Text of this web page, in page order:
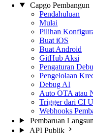
Capgo Pembangun
Pendahuluan
Mulai
Pilihan
Buat iOS
Buat Android
GitHub Aksi
Pengaturan
Pengelolaan
Debug AI
Auto OTA atau
Trigger dari CI
Webhooks
Pembaruan
API Publik